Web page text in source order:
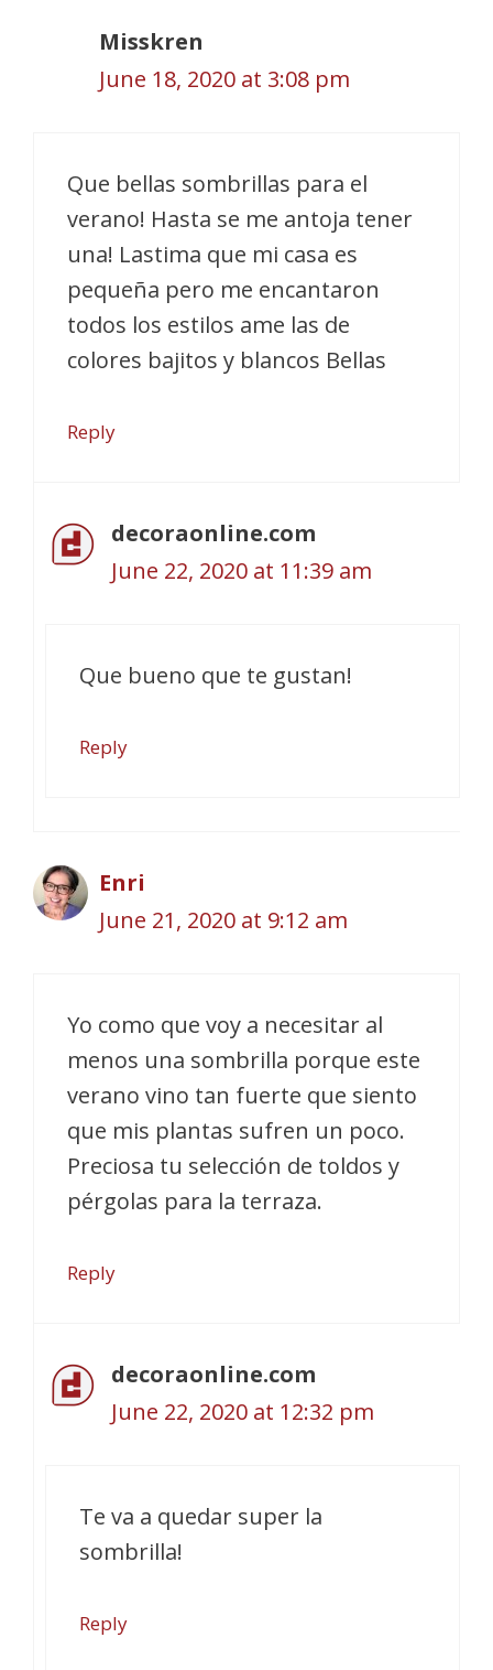
Misskren
June 18, 2020 at 3:08 pm
Que bellas sombrillas para el
verano! Hasta se me antoja tener
una! Lastima que mi casa es
pequeña pero me encantaron
todos los estilos ame las de
colores bajitos y blancos Bellas
Reply
decoraonline.com
June 22, 2020 at 11:39 am
Que bueno que te gustan!
Reply
Enri
June 21, 2020 at 9:12 am
Yo como que voy a necesitar al
menos una sombrilla porque este
verano vino tan fuerte que siento
que mis plantas sufren un poco.
Preciosa tu selección de toldos y
pérgolas para la terraza.
Reply
decoraonline.com
June 22, 2020 at 12:32 pm
Te va a quedar super la
sombrilla!
Reply